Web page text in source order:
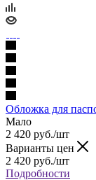
Обложка для
Мало
2 420 руб./шт
Варианты цен
2 420 руб./шт
Подробности